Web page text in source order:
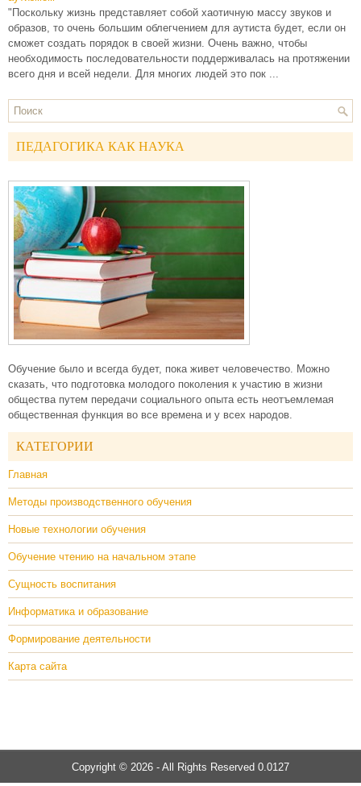
"Поскольку жизнь представляет собой хаотичную массу звуков и
образов, то очень большим облегчением для аутиста будет, если он
сможет создать порядок в своей жизни. Очень важно, чтобы
необходимость последовательности поддерживалась на протяжении
всего дня и всей недели. Для многих людей это пок ...
ПЕДАГОГИКА КАК НАУКА
Обучение было и всегда будет, пока живет человечество. Можно
сказать, что подготовка молодого поколения к участию в жизни
общества путем передачи социального опыта есть неотъемлемая
общественная функция во все времена и у всех народов.
КАТЕГОРИИ
Главная
Методы производственного обучения
Новые технологии обучения
Обучение чтению на начальном этапе
Сущность воспитания
Информатика и образование
Формирование деятельности
Карта сайта
Copyright © 2026 - All Rights Reserved 0.0127